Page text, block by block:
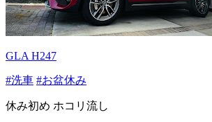
GLA H247
#洗車 #お盆休み
休み初め ホコリ流し